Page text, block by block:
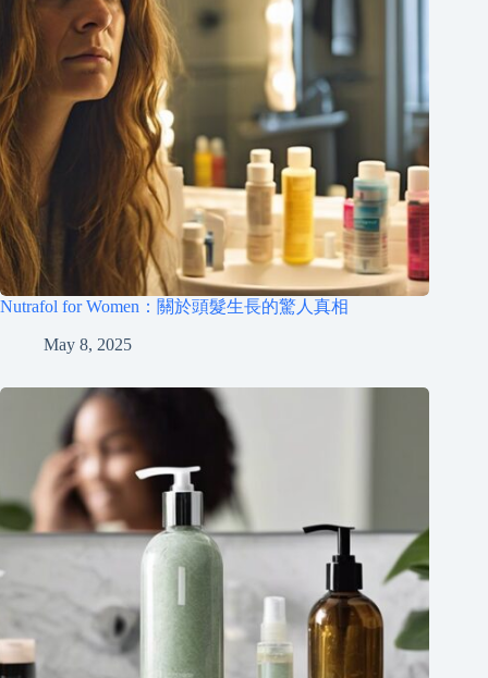
Nutrafol for Women：關於頭髮生長的驚人真相
May 8, 2025